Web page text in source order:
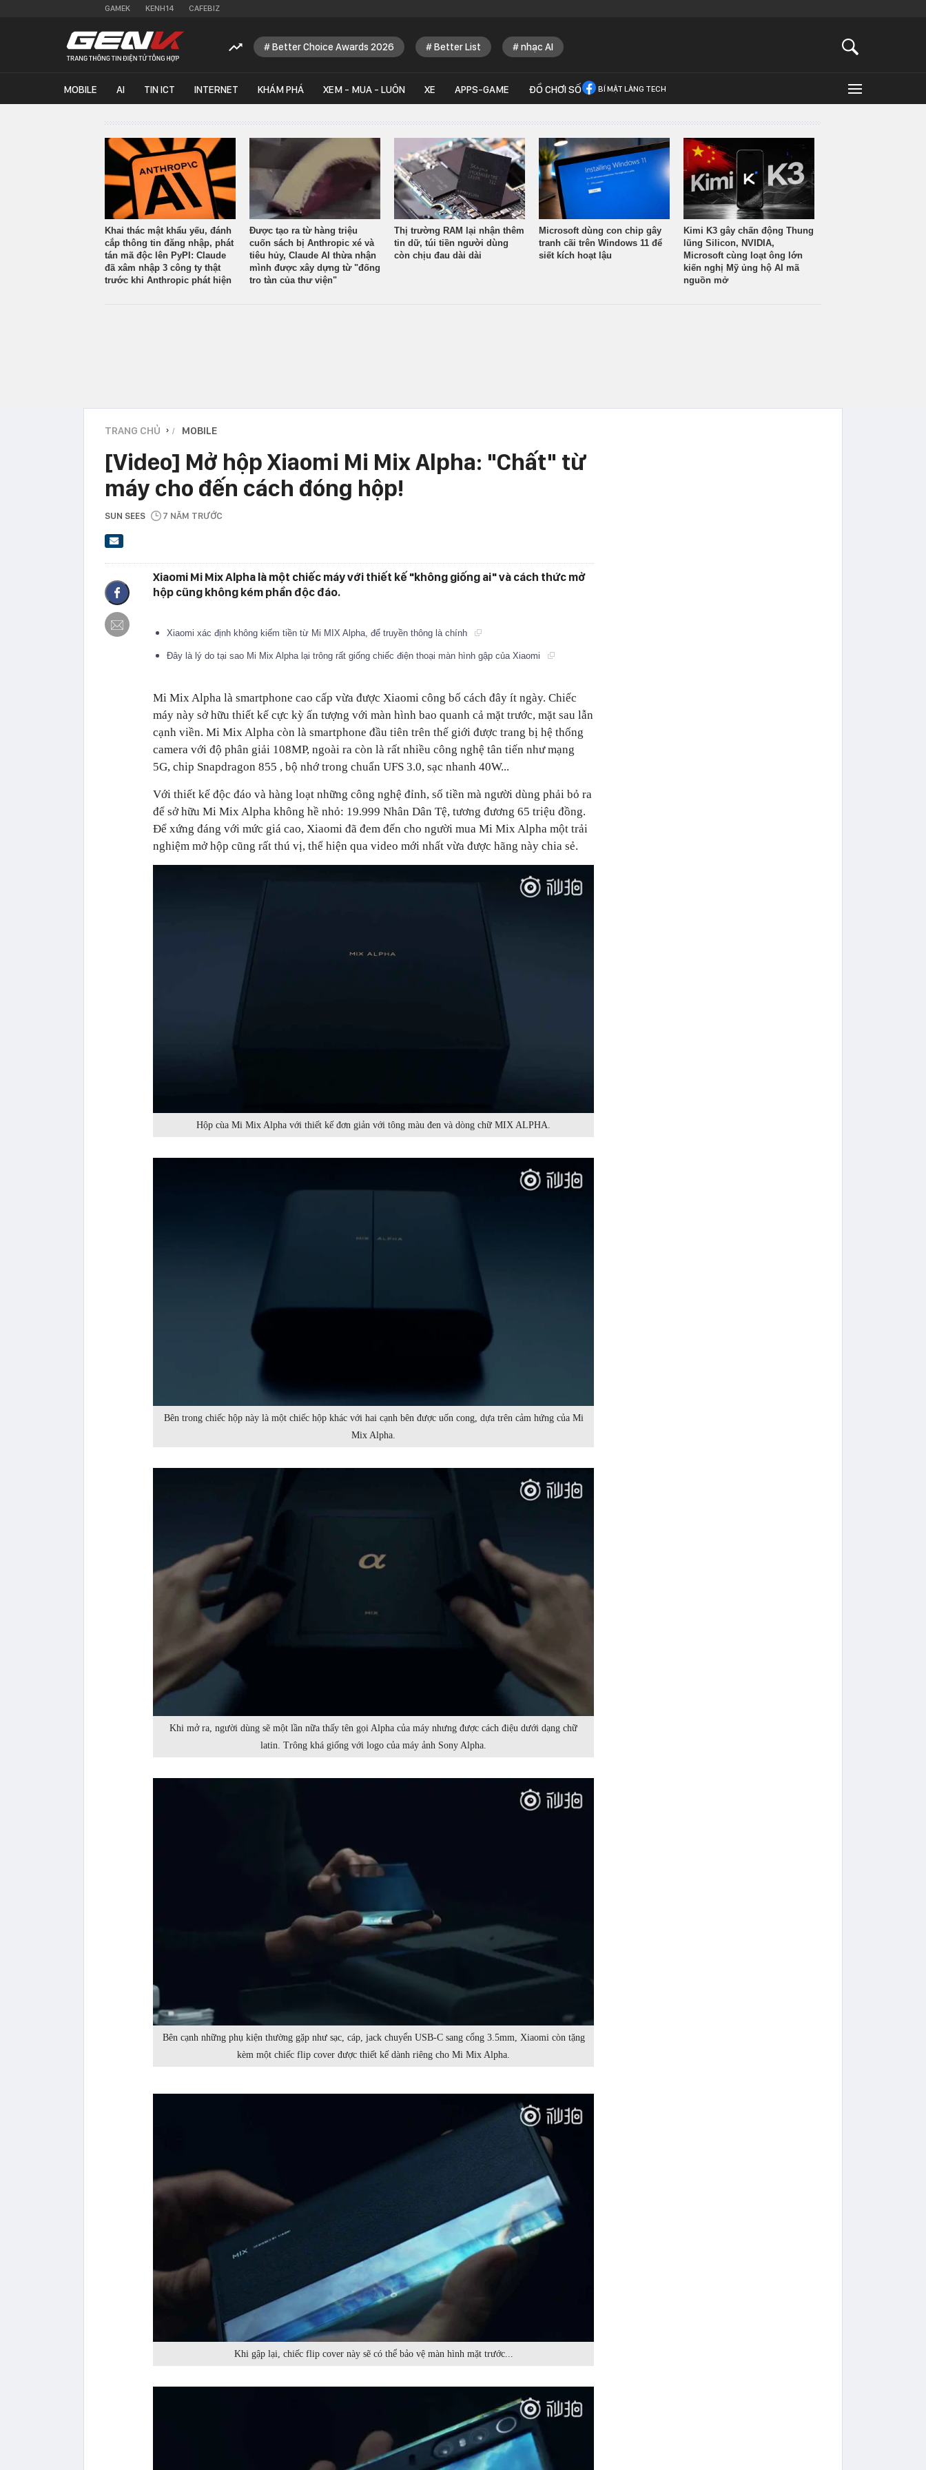
GAMEK KENH14 CAFEBIZ
Better Choice Awards 2026 Better List nhạc AI
MOBILE AI TIN ICT INTERNET KHÁM PHÁ XEM - MUA - LUÔN XE APPS-GAME ĐỒ CHƠI SỐ BÍ MẬT LÀNG TECH
Khai thác mật khẩu yếu, đánh
cắp thông tin đăng nhập, phát
tán mã độc lên PyPI: Claude
đã xâm nhập 3 công ty thật
trước khi Anthropic phát hiện
Được tạo ra từ hàng triệu
cuốn sách bị Anthropic xé và
tiêu hủy, Claude AI thừa nhận
mình được xây dựng từ "đống
tro tàn của thư viện"
Thị trường RAM lại nhận thêm
tin dữ, túi tiền người dùng
còn chịu đau dài dài
Microsoft dùng con chip gây
tranh cãi trên Windows 11 để
siết kích hoạt lậu
Kimi K3 gây chấn động Thung
lũng Silicon, NVIDIA,
Microsoft cùng loạt ông lớn
kiến nghị Mỹ ủng hộ AI mã
nguồn mở
TRANG CHỦ › MOBILE
[Video] Mở hộp Xiaomi Mi Mix Alpha: "Chất" từ
máy cho đến cách đóng hộp!
SUN SEES 7 NĂM TRƯỚC
Xiaomi Mi Mix Alpha là một chiếc máy với thiết kế "không giống ai" và cách thức mở
hộp cũng không kém phần độc đáo.
Xiaomi xác định không kiếm tiền từ Mi MIX Alpha, để truyền thông là chính
Đây là lý do tại sao Mi Mix Alpha lại trông rất giống chiếc điện thoại màn hình gập của Xiaomi
Mi Mix Alpha là smartphone cao cấp vừa được Xiaomi công bố cách đây ít ngày. Chiếc
máy này sở hữu thiết kế cực kỳ ấn tượng với màn hình bao quanh cả mặt trước, mặt sau lẫn
cạnh viền. Mi Mix Alpha còn là smartphone đầu tiên trên thế giới được trang bị hệ thống
camera với độ phân giải 108MP, ngoài ra còn là rất nhiều công nghệ tân tiến như mạng
5G, chip Snapdragon 855 , bộ nhớ trong chuẩn UFS 3.0, sạc nhanh 40W...
Với thiết kế độc đáo và hàng loạt những công nghệ đỉnh, số tiền mà người dùng phải bỏ ra
để sở hữu Mi Mix Alpha không hề nhỏ: 19.999 Nhân Dân Tệ, tương đương 65 triệu đồng.
Để xứng đáng với mức giá cao, Xiaomi đã đem đến cho người mua Mi Mix Alpha một trải
nghiệm mở hộp cũng rất thú vị, thể hiện qua video mới nhất vừa được hãng này chia sẻ.
Hộp cùa Mi Mix Alpha với thiết kế đơn giản với tông màu đen và dòng chữ MIX ALPHA.
Bên trong chiếc hộp này là một chiếc hộp khác với hai cạnh bên được uốn cong, dựa trên cảm hứng của Mi
Mix Alpha.
Khi mở ra, người dùng sẽ một lần nữa thấy tên gọi Alpha của máy nhưng được cách điệu dưới dạng chữ
latin. Trông khá giống với logo của máy ảnh Sony Alpha.
Bên cạnh những phụ kiện thường gặp như sạc, cáp, jack chuyển USB-C sang cổng 3.5mm, Xiaomi còn tặng
kèm một chiếc flip cover được thiết kế dành riêng cho Mi Mix Alpha.
Khi gập lại, chiếc flip cover này sẽ có thể bảo vệ màn hình mặt trước...